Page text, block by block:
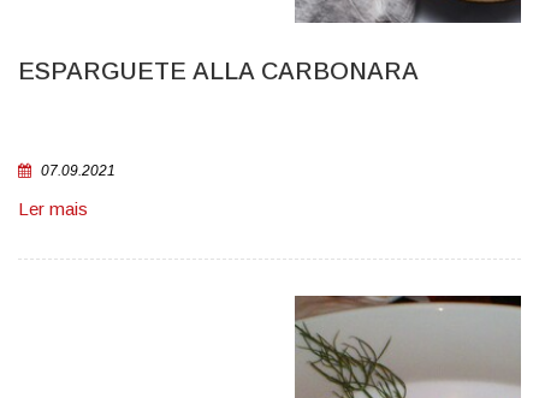
ESPARGUETE ALLA CARBONARA
07.09.2021
Ler mais